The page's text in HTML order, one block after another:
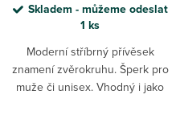
Skladem - můžeme odeslat
1 ks
Moderní stříbrný přívěsek
znamení zvěrokruhu. Šperk pro
muže či unisex. Vhodný i jako